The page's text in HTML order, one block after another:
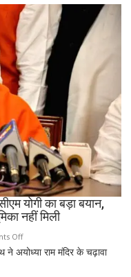
कांग्रेस
बड़ा
दांव,
यूपी
में
पूरी
सहप्रभारी
टीम
बदली,
नई
जिम्मेदारियां
घोषित
योगी का बड़ा बयान,
नहीं मिली
Offon
राम
अयोध्या राम मंदिर के चढ़ावा